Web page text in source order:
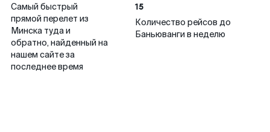
Самый быстрый
прямой перелет из
Минска туда и
обратно, найденный на
нашем сайте за
последнее время
15
Количество рейсов до
Баньюванги в неделю